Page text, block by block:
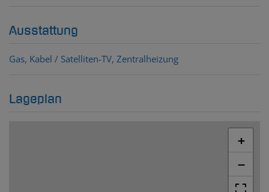
Ausstattung
Gas Kabel / Satelliten-TV Zentralheizung
Lageplan
+
−